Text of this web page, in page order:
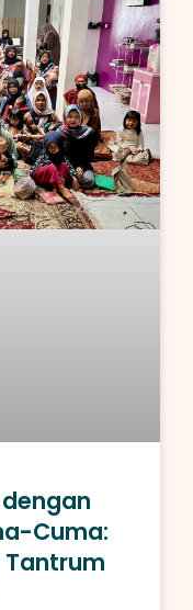
Cuma:
Tantrum